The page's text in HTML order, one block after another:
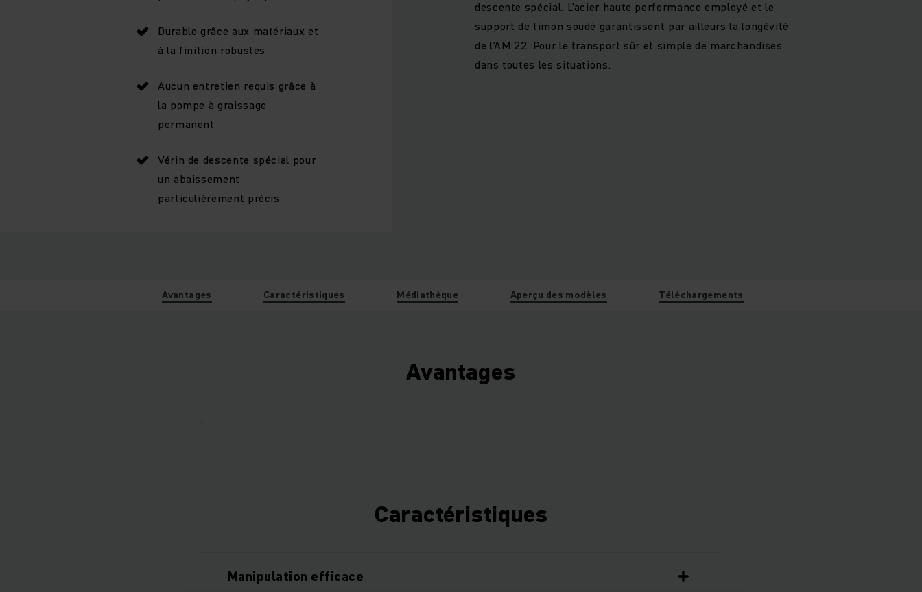
Durable grâce aux matériaux et
à la finition robustes
Aucun entretien requis grâce à
la pompe à graissage
permanent
Vérin de descente spécial pour
un abaissement
particulièrement précis
descente spécial. L’acier haute performance employé et le
support de timon soudé garantissent par ailleurs la longévité
de l’AM 22. Pour le transport sûr et simple de marchandises
dans toutes les situations.
Avantages Caractéristiques Médiathèque Aperçu des modèles Téléchargements
Avantages
.
Caractéristiques
Manipulation efficace